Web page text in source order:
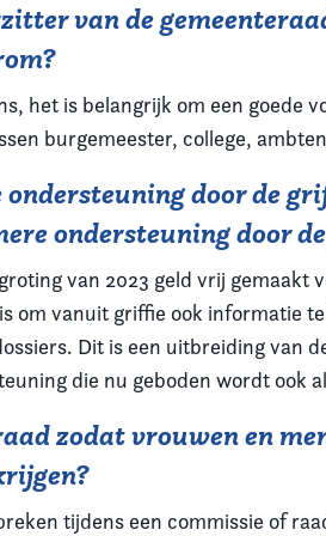
van de
het is belangrijk om een goede
burgemeester, college,
ondersteuning door de
ondersteuning door
van 2023 geld vrij
om vanuit griffie ook informatie
Dit is een uitbreiding van
die nu geboden wordt ook
zodat vrouwen en
tijdens een commissie of